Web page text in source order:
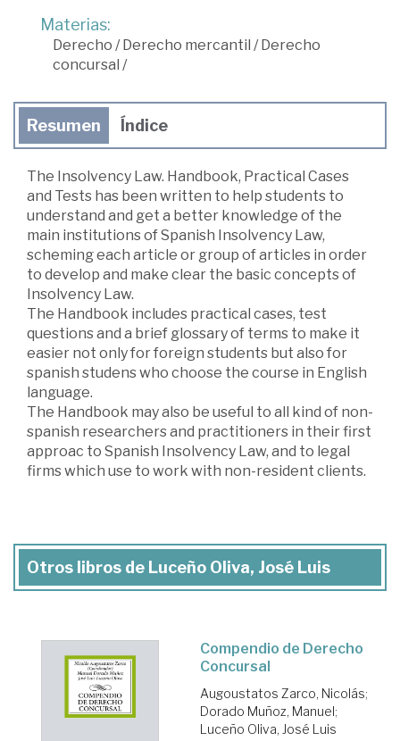
Materias:
Derecho /Derecho mercantil /Derecho
concursal /
Resumen Índice
The Insolvency Law. Handbook, Practical Cases
and Tests has been written to help students to
understand and get a better knowledge of the
main institutions of Spanish Insolvency Law,
scheming each article or group of articles in order
to develop and make clear the basic concepts of
Insolvency Law.
The Handbook includes practical cases, test
questions and a brief glossary of terms to make it
easier not only for foreign students but also for
spanish studens who choose the course in English
language.
The Handbook may also be useful to all kind of non-
spanish researchers and practitioners in their first
approac to Spanish Insolvency Law, and to legal
firms which use to work with non-resident clients.
Otros libros de Luceño Oliva, José Luis
Compendio de Derecho
Concursal
Augoustatos Zarco, Nicolás;
Dorado Muñoz, Manuel;
Luceño Oliva, José Luis